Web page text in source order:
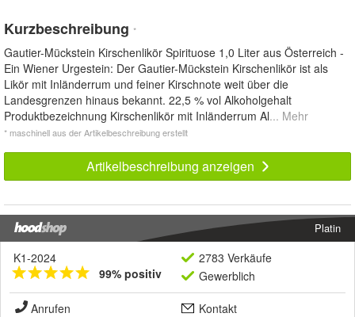
Kurzbeschreibung *
Gautier-Mückstein Kirschenlikör Spirituose 1,0 Liter aus Österreich -
Ein Wiener Urgestein: Der Gautier-Mückstein Kirschenlikör ist als
Likör mit Inländerrum und feiner Kirschnote weit über die
Landesgrenzen hinaus bekannt. 22,5 % vol Alkoholgehalt
Produktbezeichnung Kirschenlikör mit Inländerrum Al... Mehr
* maschinell aus der Artikelbeschreibung erstellt
Artikelbeschreibung anzeigen
Platin
K1-2024
99% positiv
2783 Verkäufe
Gewerblich
Anrufen
Kontakt